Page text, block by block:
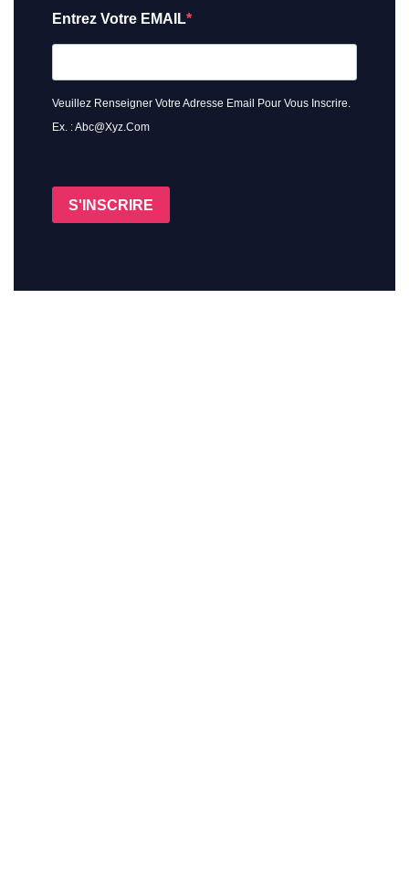
Entrez Votre EMAIL
Veuillez Renseigner Votre Adresse Email Pour Vous Inscrire.
Ex. : Abc@xyz.com
S'INSCRIRE